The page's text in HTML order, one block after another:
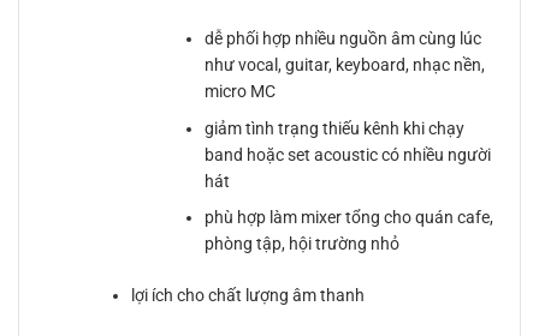
dễ phối hợp nhiều nguồn âm cùng lúc
như vocal, guitar, keyboard, nhạc nền,
micro MC
giảm tình trạng thiếu kênh khi chạy
band hoặc set acoustic có nhiều người
hát
phù hợp làm mixer tổng cho quán cafe,
phòng tập, hội trường nhỏ
lợi ích cho chất lượng âm thanh